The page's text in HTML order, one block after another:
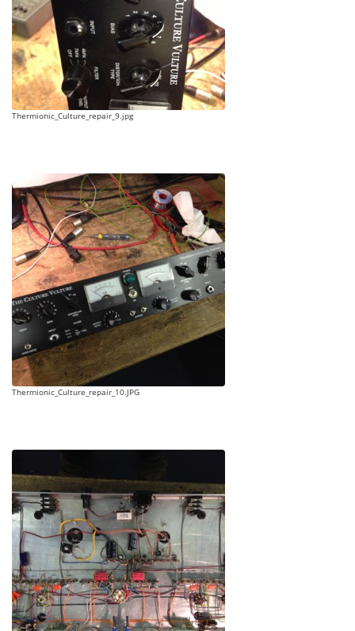
Thermionic_Culture_repair_9.jpg
Thermionic_Culture_repair_10.JPG